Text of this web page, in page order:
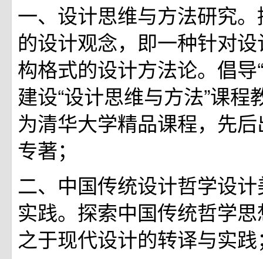
一、设计思维与方法研究。
的设计观念，即一种针对
构格式的设计方法论。倡导
建设“设计思维与方法”课程
为清华大学精品课程，先
专著；
二、中国传统设计哲学设
实践。探索中国传统哲学
之于现代设计的转译与实践